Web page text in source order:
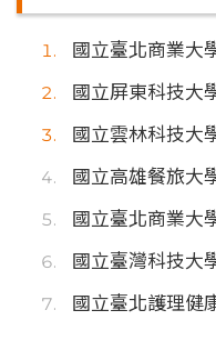
國立臺北商業大
國立屏東科技大
國立雲林科技大
國立高雄餐旅大
國立臺北商業大
國立臺灣科技大
國立臺北護理健